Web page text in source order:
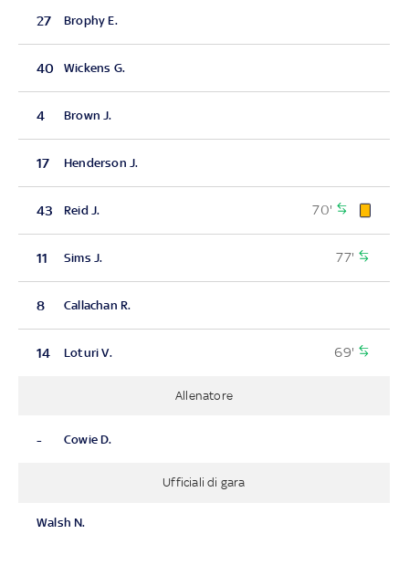
27 Brophy E.
40 Wickens G.
4 Brown J.
17 Henderson J.
43 Reid J. 70'
11 Sims J. 77'
8 Callachan R.
14 Loturi V. 69'
Allenatore
- Cowie D.
Ufficiali di gara
Walsh N.